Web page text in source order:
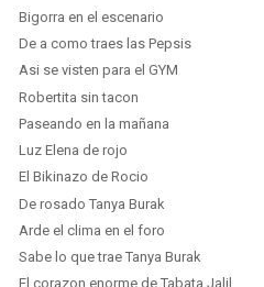
Bigorra en el escenario
De a como traes las Pepsis
Asi se visten para el GYM
Robertita sin tacon
Paseando en la mañana
Luz Elena de rojo
El Bikinazo de Rocio
De rosado Tanya Burak
Arde el clima en el foro
Sabe lo que trae Tanya Burak
El corazon enorme de Tabata Jalil